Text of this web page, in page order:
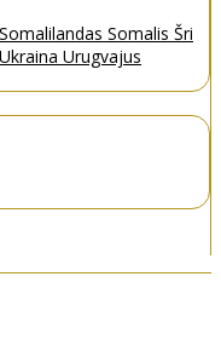
Somalilandas Somalis Šri
Ukraina Urugvajus